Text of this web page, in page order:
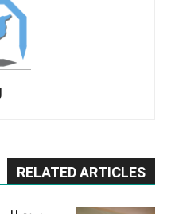
RELATED ARTICLES